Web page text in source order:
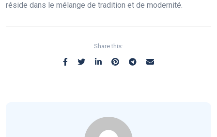
réside dans le mélange de tradition et de modernité.
Share this: